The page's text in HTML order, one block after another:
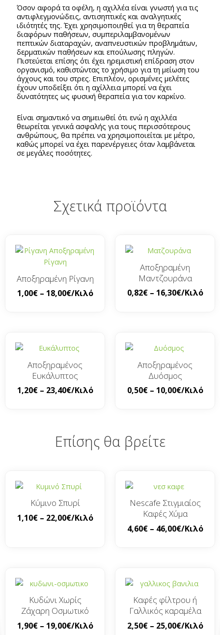
Όσον αφορά τα οφέλη, η αχιλλέα είναι γνωστή για τις
αντιφλεγμονώδεις, αντισηπτικές και αναλγητικές
ιδιότητές της. Έχει χρησιμοποιηθεί για τη θεραπεία
διαφόρων παθήσεων, συμπεριλαμβανομένων
πεπτικών διαταραχών, αναπνευστικών προβλημάτων,
δερματικών παθήσεων και επούλωσης πληγών.
Πιστεύεται επίσης ότι έχει ηρεμιστική επίδραση στον
οργανισμό, καθιστώντας το χρήσιμο για τη μείωση του
άγχους και του στρες. Επιπλέον, ορισμένες μελέτες
έχουν υποδείξει ότι η αχίλλεια μπορεί να έχει
δυνατότητες ως φυσική θεραπεία για τον καρκίνο.
Είναι σημαντικό να σημειωθεί ότι ενώ η αχιλλέα
θεωρείται γενικά ασφαλής για τους περισσότερους
ανθρώπους, θα πρέπει να χρησιμοποιείται με μέτρο,
καθώς μπορεί να έχει παρενέργειες όταν λαμβάνεται
σε μεγάλες ποσότητες.
Σχετικά προϊόντα
Αποξηραμένη Ρίγανη
1,00€ – 18,00€/Κιλό
Αποξηραμένη
Μαντζουράνα
0,82€ – 16,30€/Κιλό
Αποξηραμένος
Ευκάλυπτος
1,20€ – 23,40€/Κιλό
Αποξηραμένος
Δυόσμος
0,50€ – 10,00€/Κιλό
Επίσης θα βρείτε
Κύμινο Σπυρί
1,10€ – 22,00€/Κιλό
Nescafe Στιγμιαίος
Καφές Χύμα
4,60€ – 46,00€/Κιλό
Κυδώνι Χωρίς
Ζάχαρη Οσμωτικό
1,90€ – 19,00€/Κιλό
Καφές φίλτρου ή
Γαλλικός καραμέλα
2,50€ – 25,00€/Κιλό